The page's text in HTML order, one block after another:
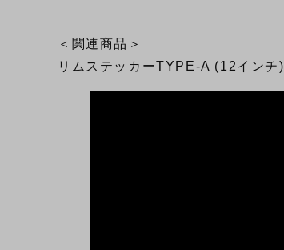
＜関連商品＞
リムステッカーTYPE-A (12インチ)